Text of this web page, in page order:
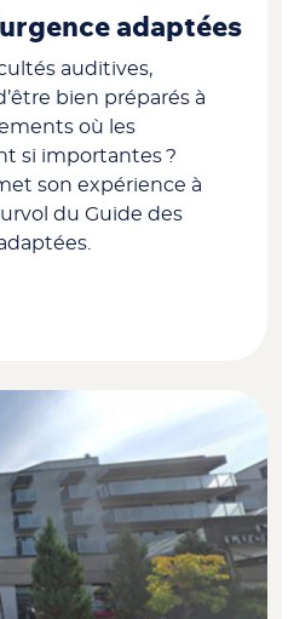
adaptées
auditives,
bien préparés à
où les
si importantes ?
son expérience à
du Guide des